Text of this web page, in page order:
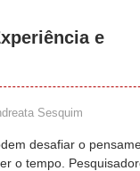
e
Sesquim
desafiar o
o tempo.